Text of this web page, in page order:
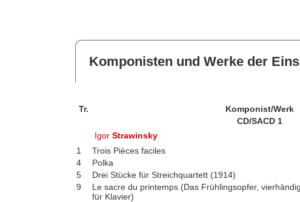
Komponisten und Werke der
Tr. Komponist/Werk
CD/SACD 1
IgorStrawinsky
1
Trois Pièces faciles
4
Polka
5
Drei Stücke für Streichquartett (1914)
9
Le sacre du printemps (Das Frühlingsopfer,
für Klavier)